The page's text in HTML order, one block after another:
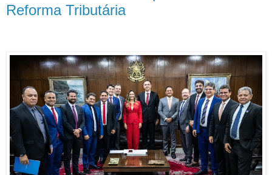
Reforma Tributária